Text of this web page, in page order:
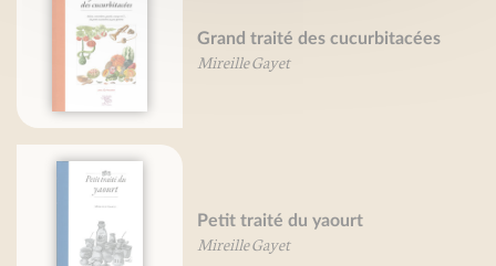
Grand traité des cucurbitacées
Mireille Gayet
Petit traité du yaourt
Mireille Gayet